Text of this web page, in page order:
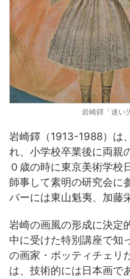
岩崎鐸「迷い
岩崎鐸（1913-1988）は
れ、小学校卒業後に両親
０歳の時に東京美術学校
師事して素明の研究会に
バーには東山魁夷、加藤
岩崎の画風の形成に決定
中に受けた特別講座で知
の画家・ボッティチェリ
は、技術的には日本画で